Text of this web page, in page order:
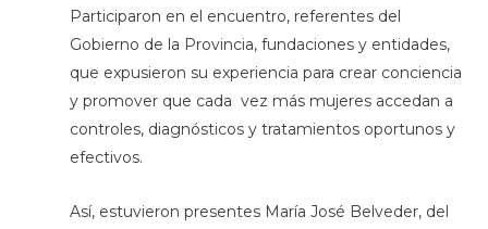
Participaron en el encuentro, referentes del
Gobierno de la Provincia, fundaciones y entidades,
que expusieron su experiencia para crear conciencia
y promover que cada vez más mujeres accedan a
controles, diagnósticos y tratamientos oportunos y
efectivos.
Así, estuvieron presentes María José Belveder, del